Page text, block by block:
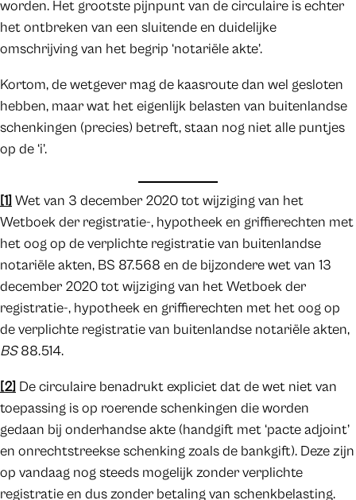
worden. Het grootste pijnpunt van de circulaire is echter
het ontbreken van een sluitende en duidelijke
omschrijving van het begrip ‘notariële akte’.
Kortom, de wetgever mag de kaasroute dan wel gesloten
hebben, maar wat het eigenlijk belasten van buitenlandse
schenkingen (precies) betreft, staan nog niet alle puntjes
op de ‘i’.
[1] Wet van 3 december 2020 tot wijziging van het
Wetboek der registratie-, hypotheek en griffierechten met
het oog op de verplichte registratie van buitenlandse
notariële akten, BS 87.568 en de bijzondere wet van 13
december 2020 tot wijziging van het Wetboek der
registratie-, hypotheek en griffierechten met het oog op
de verplichte registratie van buitenlandse notariële akten,
BS88.514.
[2] De circulaire benadrukt expliciet dat de wet niet van
toepassing is op roerende schenkingen die worden
gedaan bij onderhandse akte (handgift met ‘pacte adjoint’
en onrechtstreekse schenking zoals de bankgift). Deze zijn
op vandaag nog steeds mogelijk zonder verplichte
registratie en dus zonder betaling van schenkbelasting.